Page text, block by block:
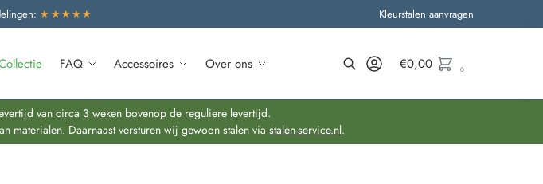
★★★★★ Kleurstalen aanvragen
FAQ Accessoires Over ons €0,00 0
van circa 3 weken bovenop de reguliere levertijd.
materialen. Daarnaast versturen wij gewoon stalen via stalen-service.nl.